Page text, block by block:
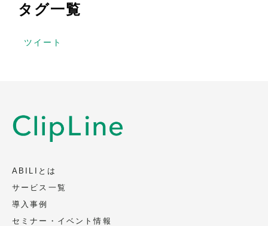
タグ一覧
ツイート
ABILIとは
サービス一覧
導入事例
セミナー・イベント情報